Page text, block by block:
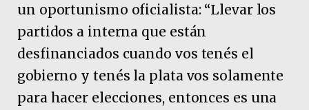
un oportunismo oficialista: “Llevar los
partidos a interna que están
desfinanciados cuando vos tenés el
gobierno y tenés la plata vos solamente
para hacer elecciones, entonces es una